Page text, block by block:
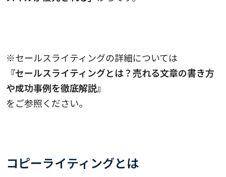
※セールスライティングの詳細については
『セールスライティングとは？売れる文章の書き方
や成功事例を徹底解説』
をご参照ください。
コピーライティングとは